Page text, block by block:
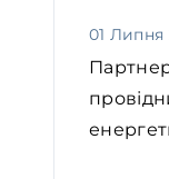
01 Липня